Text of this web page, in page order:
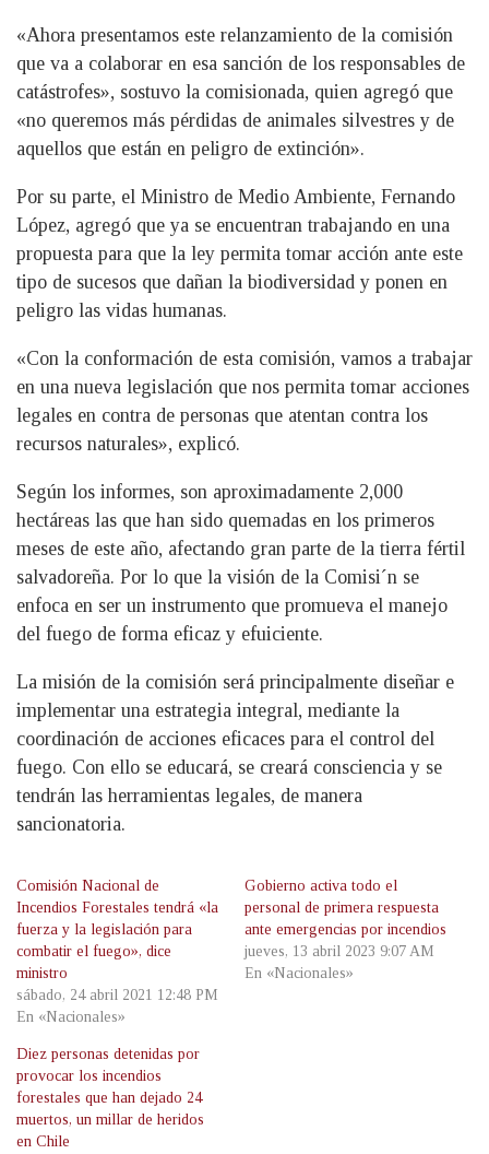
«Ahora presentamos este relanzamiento de la comisión
que va a colaborar en esa sanción de los responsables de
catástrofes», sostuvo la comisionada, quien agregó que
«no queremos más pérdidas de animales silvestres y de
aquellos que están en peligro de extinción».
Por su parte, el Ministro de Medio Ambiente, Fernando
López, agregó que ya se encuentran trabajando en una
propuesta para que la ley permita tomar acción ante este
tipo de sucesos que dañan la biodiversidad y ponen en
peligro las vidas humanas.
«Con la conformación de esta comisión, vamos a trabajar
en una nueva legislación que nos permita tomar acciones
legales en contra de personas que atentan contra los
recursos naturales», explicó.
Según los informes, son aproximadamente 2,000
hectáreas las que han sido quemadas en los primeros
meses de este año, afectando gran parte de la tierra fértil
salvadoreña. Por lo que la visión de la Comisi´n se
enfoca en ser un instrumento que promueva el manejo
del fuego de forma eficaz y efuiciente.
La misión de la comisión será principalmente diseñar e
implementar una estrategia integral, mediante la
coordinación de acciones eficaces para el control del
fuego. Con ello se educará, se creará consciencia y se
tendrán las herramientas legales, de manera
sancionatoria.
Comisión Nacional de
Incendios Forestales tendrá «la
fuerza y la legislación para
combatir el fuego», dice
ministro
sábado, 24 abril 2021 12:48 PM
En «Nacionales»
Gobierno activa todo el
personal de primera respuesta
ante emergencias por incendios
jueves, 13 abril 2023 9:07 AM
En «Nacionales»
Diez personas detenidas por
provocar los incendios
forestales que han dejado 24
muertos, un millar de heridos
en Chile